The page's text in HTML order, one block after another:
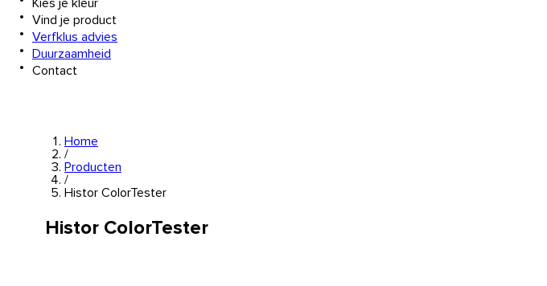
Kies je kleur
Vind je product
Verfklus advies
Duurzaamheid
Contact
Home
/
Producten
/
Histor ColorTester
Histor ColorTester